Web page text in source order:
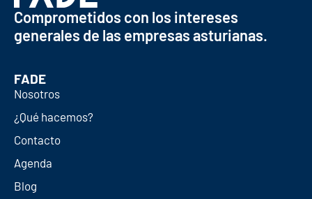
Comprometidos con los intereses
generales de las empresas asturianas.
FADE
Nosotros
¿Qué hacemos?
Contacto
Agenda
Blog